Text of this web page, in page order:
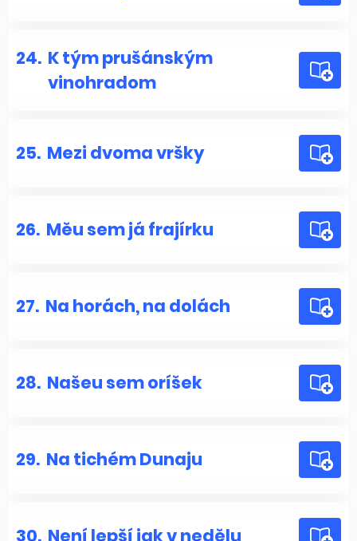
24. K tým prušánským
vinohradom
25. Mezi dvoma vršky
26. Měu sem já frajírku
27. Na horách, na dolách
28. Našeu sem oríšek
29. Na tichém Dunaju
30. Není lepší jak v nedělu